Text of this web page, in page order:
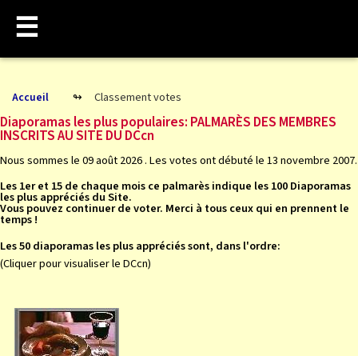
☰
Accueil Classement votes
Diaporamas les plus populaires: PALMARÈS DES MEMBRES
INSCRITS AU SITE DU DCcn
Nous sommes le 09 août 2026 . Les votes ont débuté le 13 novembre 2007.
Les 1er et 15 de chaque mois ce palmarès indique les 100 Diaporamas
les plus appréciés du Site.
Vous pouvez continuer de voter. Merci à tous ceux qui en prennent le
temps !
Les 50 diaporamas les plus appréciés sont, dans l'ordre:
(Cliquer pour visualiser le DCcn)